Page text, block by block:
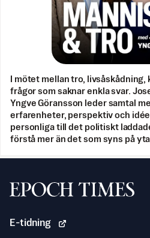
I mötet mellan tro,
frågor som saknar enkla svar.
Yngve Göransson leder samtal
erfarenheter, perspektiv och
personliga till det politiskt
förstå mer än det som syns på
Svenska Epoch Times
E-tidning